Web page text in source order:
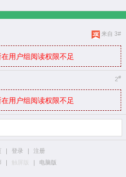
来自 3#
用户组阅读权限不足
2#
用户组阅读权限不足
登录
注册
触屏版 电脑版